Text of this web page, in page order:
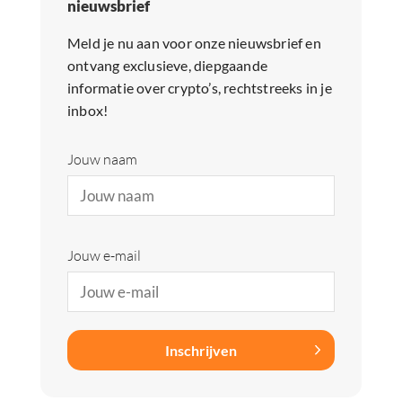
nieuwsbrief
Meld je nu aan voor onze nieuwsbrief en
ontvang exclusieve, diepgaande
informatie over crypto’s, rechtstreeks in je
inbox!
Jouw naam
Jouw e-mail
Inschrijven